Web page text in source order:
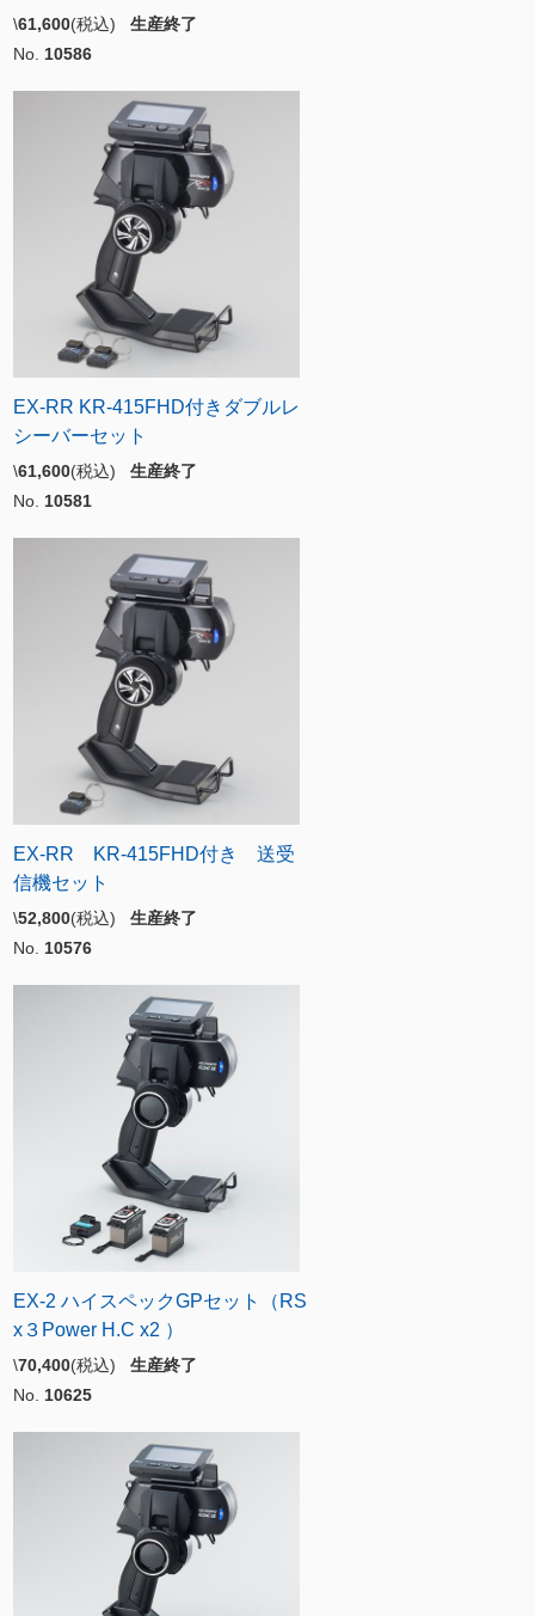
\61,600(税込) 生産終了
No. 10586
EX-RR KR-415FHD付きダブルレ
シーバーセット
\61,600(税込) 生産終了
No. 10581
EX-RR KR-415FHD付き 送受
信機セット
\52,800(税込) 生産終了
No. 10576
EX-2 ハイスペックGPセット（RS
x３Power H.C x2 ）
\70,400(税込) 生産終了
No. 10625